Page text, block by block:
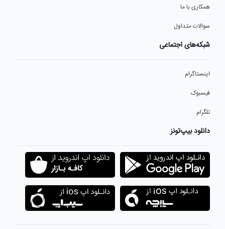
همکاری با ما
سوالات متداول
شبکه‌های اجتماعی
اینستاگرام
فیسبوک
تلگرام
دانلود بیپ‌تونز